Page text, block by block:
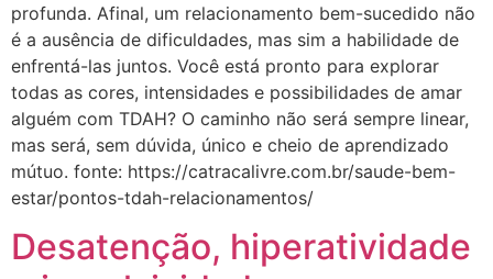
profunda. Afinal, um relacionamento bem-sucedido não
é a ausência de dificuldades, mas sim a habilidade de
enfrentá-las juntos. Você está pronto para explorar
todas as cores, intensidades e possibilidades de amar
alguém com TDAH? O caminho não será sempre linear,
mas será, sem dúvida, único e cheio de aprendizado
mútuo. fonte: https://catracalivre.com.br/saude-bem-
estar/pontos-tdah-relacionamentos/
Desatenção, hiperatividade